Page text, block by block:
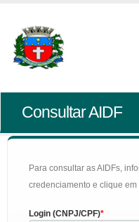
Consultar AIDF
Para consultar as AIDFs,
credenciamento e clique em
Login (CNPJ/CPF)